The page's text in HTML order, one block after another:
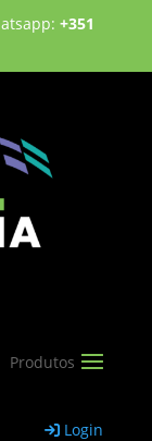
+351
Login